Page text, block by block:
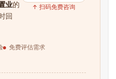
业的
回
免费评估需求
↑ 扫码免费咨询